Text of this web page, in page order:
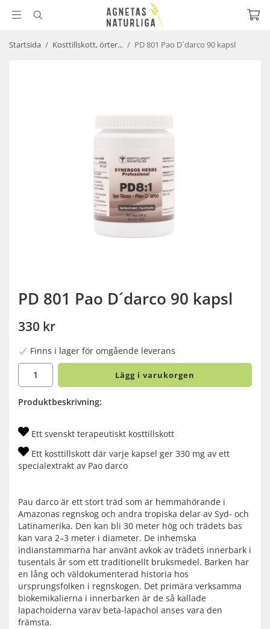
Startsida / Kosttillskott, örter... / PD 801 Pao D´darco 90 kapsl
PD 801 Pao D´darco 90 kapsl
330 kr
Finns i lager för omgående leverans
Lägg i varukorgen
Produktbeskrivning:
Ett svenskt terapeutiskt kosttillskott
Ett kosttillskott där varje kapsel ger 330 mg av ett
specialextrakt av Pao darco
Pau darco är ett stort träd som är hemmahörande i
Amazonas regnskog och andra tropiska delar av Syd- och
Latinamerika. Den kan bli 30 meter hög och trädets bas
kan vara 2–3 meter i diameter. De inhemska
indianstammarna har använt avkok av trädets innerbark i
tusentals år som ett traditionellt bruksmedel. Barken har
en lång och väldokumenterad historia hos
ursprungsfolken i regnskogen. Det primära verksamma
biokemikalierna i innerbarken är de så kallade
lapachoiderna varav beta-lapachol anses vara den
främsta.